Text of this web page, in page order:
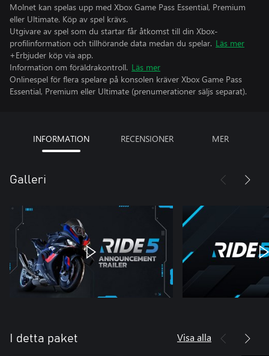
Molnet kan spelas upp med Xbox Game Pass Essential, Premium
eller Ultimate. Köp av spel krävs.
Utgivare av spel som du startar får åtkomst till din Xbox-
profilinformation och tillhörande data medan du spelar. Läs mer
+Erbjuder köp via app.
Information om föräldrakontroll. Läs mer
Onlinespel för flera spelare på konsolen kräver Xbox Game Pass
Essential, Premium eller Ultimate (prenumerationer säljs separat).
INFORMATION RECENSIONER MER
Galleri
I detta paket Visa alla